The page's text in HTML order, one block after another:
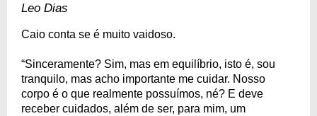
Leo Dias
Caio conta se é muito vaidoso.
“Sinceramente? Sim, mas em equilíbrio, isto é, sou
tranquilo, mas acho importante me cuidar. Nosso
corpo é o que realmente possuímos, né? E deve
receber cuidados, além de ser, para mim, um